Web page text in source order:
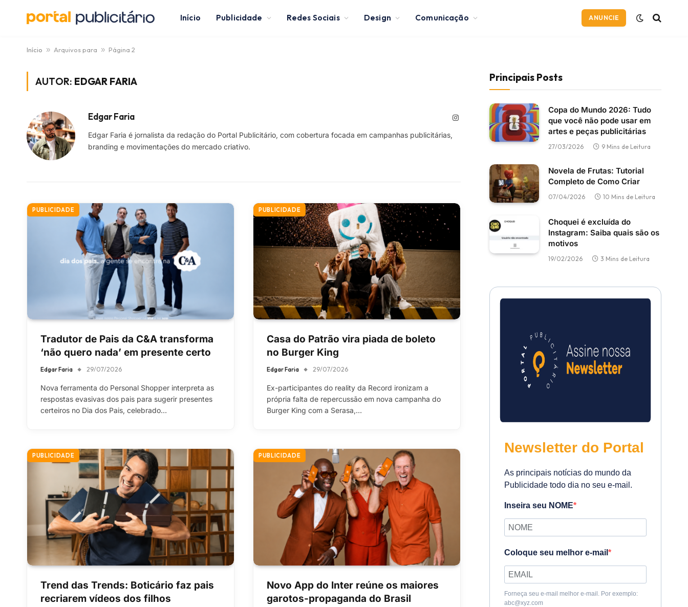
Início Publicidade Redes Sociais Design Comunicação ANUNCIE
Início » Arquivos para » Página 2
AUTOR: EDGAR FARIA
Edgar Faria Instagram
Edgar Faria é jornalista da redação do Portal Publicitário, com cobertura focada em campanhas publicitárias,
branding e movimentações do mercado criativo.
PUBLICIDADE
Tradutor de Pais da C&A transforma
‘não quero nada’ em presente certo
Edgar Faria 29/07/2026
Nova ferramenta do Personal Shopper interpreta as
respostas evasivas dos pais para sugerir presentes
certeiros no Dia dos Pais, celebrado…
PUBLICIDADE
Casa do Patrão vira piada de boleto
no Burger King
Edgar Faria 29/07/2026
Ex-participantes do reality da Record ironizam a
própria falta de repercussão em nova campanha do
Burger King com a Serasa,…
PUBLICIDADE
Trend das Trends: Boticário faz pais
recriarem vídeos dos filhos
PUBLICIDADE
Novo App do Inter reúne os maiores
garotos-propaganda do Brasil
Principais Posts
Copa do Mundo 2026: Tudo
que você não pode usar em
artes e peças publicitárias
27/03/2026 9 Mins de Leitura
Novela de Frutas: Tutorial
Completo de Como Criar
07/04/2026 10 Mins de Leitura
Choquei é excluída do
Instagram: Saiba quais são os
motivos
19/02/2026 3 Mins de Leitura
Newsletter do Portal
As principais notícias do mundo da
Publicidade todo dia no seu e-mail.
Inseira seu NOME
Coloque seu melhor e-mail
Forneça seu e-mail melhor e-mail. Por exemplo:
abc@xyz.com